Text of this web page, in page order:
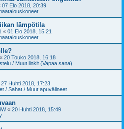
07 Elo 2018, 20:39
lämpötila
« 01 Elo 2018, 15:21
« 20 Touko 2018, 16:18
/ Muut linkit (Vapaa sana)
27 Huhti 2018, 17:23
/ Sahat / Muut apuvälineet
« 20 Huhti 2018, 15:49